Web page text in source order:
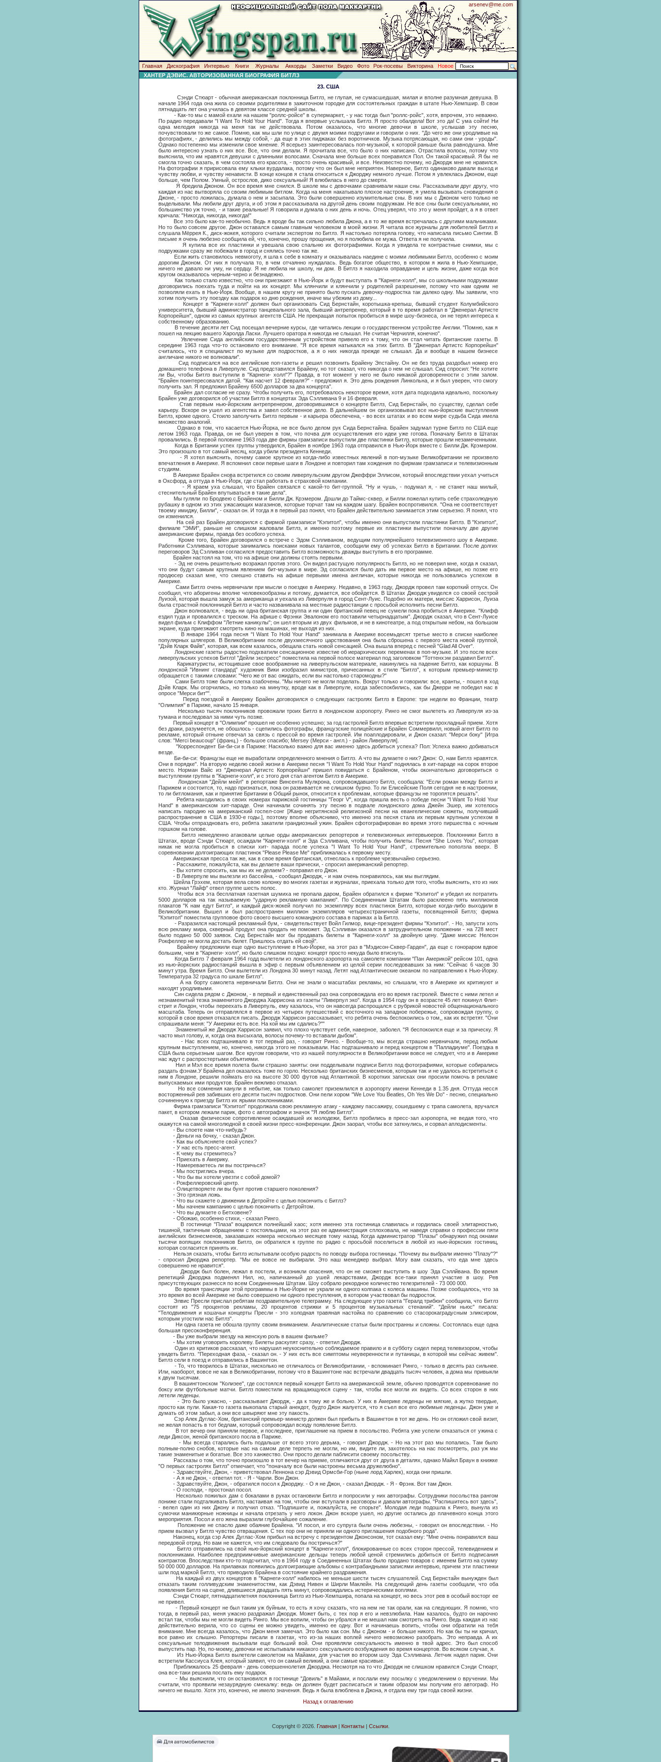
arsenev@me.com
Главная Дискография Интервью Книги Журналы Аккорды Заметки Видео Фото Рок-посевы Викторина
Новое
ХАНТЕР ДЭВИС. АВТОРИЗОВАННАЯ БИОГРАФИЯ БИТЛЗ
23. США
Сэнди Стюарт - обычная американская поклонница Битлз, не глупая, не сумасшедшая, милая и вполне разумная девушка. В
начале 1964 года она жила со своими родителями в зажиточном городке для состоятельных граждан в штате Нью-Хемпшир. В свои
пятнадцать лет она училась в девятом классе средней школы.
- Как-то мы с мамой ехали на нашем "роллс-ройсе" в супермаркет, - у нас тогда был "роллс-ройс", хотя, впрочем, это неважно.
По радио передавали "I Want То Hold Your Hand". Тогда я впервые услышала Битлз. Я просто обалдела! Вот это да! С ума сойти! Ни
одна мелодия никогда на меня так не действовала. Потом оказалось, что многие девочки в школе, услышав эту песню,
почувствовали то же самое. Помню, как мы шли по улице с двумя моими подругами и говорили о них. "До чего же они уродливые на
фотографиях, - делились мы между собой, - да еще в этих пиджаках без воротничков. Музыка потрясающая, но сами они - уроды".
Однако постепенно мы изменили свое мнение. Я всерьез заинтересовалась поп-музыкой, к которой раньше была равнодушна. Мне
было интересно узнать о них все. Все, что они делали. Я прочитала все, что было о них написано. Отрастила волосы, потому что
выяснила, что им нравятся девушки с длинными волосами. Сначала мне больше всех понравился Пол. Он такой красивый. Я бы не
смогла точно сказать, в чем состояла его красота, - просто очень красивый, и все. Неизвестно почему, но Джордж мне не нравился.
На фотографии я пририсовала ему клыки вурдалака, потому что он был мне неприятен. Наверное, Битлз одинаково давали выход и
чувству любви, и чувству ненависти. В конце концов я стала относиться к Джорджу немного лучше. Потом я увлеклась Джоном, еще
больше, чем Полом. Умный, острослов, дико сексуальный! Я влюбилась в него до смерти.
Я бредила Джоном. Он все время мне снился. В школе мы с девочками сравнивали наши сны. Рассказывали друг другу, что
каждая из нас вытворяла со своим любимым битлом. Когда на меня накатывало плохое настроение, я умела вызывать сновидения о
Джоне, - просто ложилась, думала о нем и засыпала. Это были совершенно изумительные сны. В них мы с Джоном чего только не
выделывали. Мы любили друг друга, и об этом я рассказывала на другой день своим подружкам. Не все сны были сексуальными, но
большинство уж точно, - и такие реальные! Я говорила и думала о них день и ночь. Отец уверял, что это у меня пройдет, а я в ответ
кричала: "Никогда, никогда, никогда!"
Все это было как-то необычно. Ведь я вроде бы так сильно любила Джона, а в то же время встречалась с другими мальчиками.
Но то было совсем другое. Джон оставался самым главным человеком в моей жизни. Я читала все журналы для любителей Битлз и
слушала Мёррея К., диск-жокея, которого считали экспертом по Битлз. Я настолько потеряла голову, что написала письмо Синтии. В
письме я очень любезно сообщила ей, что, конечно, прошу прощения, но я полюбила ее мужа. Ответа я не получила.
Я купила все их пластинки и увешала свою спальню их фотографиями. Когда я увидела те контрастные снимки, мы с
подружками сразу же побежали в город и снялись точно так же.
Если жить становилось невмоготу, я шла к себе в комнату и оказывалась наедине с моими любимыми Битлз, особенно с моим
дорогим Джоном. От них я получала то, в чем отчаянно нуждалась. Ведь богатое общество, в котором я жила в Нью-Хемпшире,
ничего не давало ни уму, ни сердцу. Я не любила ни школу, ни дом. В Битлз я находила оправдание и цель жизни, даже когда все
кругом оказывалось черным-черно и безнадежно.
Как только стало известно, что они приезжают в Нью-Йорк и будут выступать в "Карнеги-холл", мы со школьными подружками
договорились поехать туда и пойти на их концерт. Мы клянчили и клянчили у родителей разрешение, потому что нам одним не
позволяли ехать в Нью-Йорк. Вообще, в нашем кругу не принято было пускать девочку-подростка так далеко одну. Мы заявили, что
хотим получить эту поездку как подарок ко дню рождения, иначе мы убежим из дому...
Концерт в "Карнеги-холл" должен был организовать Сид Бернстайн, коротышка-крепыш, бывший студент Колумбийского
университета, бывший администратор танцевального зала, бывший антрепренер, который в то время работал в "Дженерал Артисте
Корпорейшн", одном из самых крупных агентств США. Не прекращая попыток пробиться в мире шоу-бизнеса, он не терял интереса к
собственному образованию.
В течение десяти лет Сид посещал вечерние курсы, где читались лекции о государственном устройстве Англии. "Помню, как я
пошел на лекцию вашего Харолда Ласки. Лучшего оратора я никогда не слышал. Не считая Черчилля, конечно".
Увлечение Сида английским государственным устройством привело его к тому, что он стал читать британские газеты. В
середине 1963 года что-то остановило его внимание. "Я все время натыкался на этих Битлз. В "Дженерал Артистс Корпорейшн"
считалось, что я специалист по музыке для подростков, а я о них никогда прежде не слышал. Да и вообще в нашем бизнесе
англичане никого не волновали".
Сид подписался на все английские поп-газеты и решил позвонить Брайену Эпстайну. Он не без труда раздобыл номер его
домашнего телефона в Ливерпуле. Сид представился Брайену, но тот сказал, что никогда о нем не слышал. Сид спросил: "Не хотите
ли Вы, чтобы Битлз выступили в "Карнеги- холл"?" Правда, в тот момент у него не было никакой договоренности с этим залом.
"Брайен поинтересовался датой. "Как насчет 12 февраля?" - предложил я. Это день рождения Линкольна, и я был уверен, что смогу
получить зал. Я предложил Брайену 6500 долларов за два концерта".
Брайен дал согласие не сразу. Чтобы получить его, потребовалось некоторое время, хотя дата подходила идеально, поскольку
Брайен уже договорился об участии Битлз в концертах Эда Сэлливана 9 и 16 февраля.
Став первым нью-йоркским антрепренером, договорившимся о концерте Битлз, Сид Бернстайн, по существу, сделал себе
карьеру. Вскоре он ушел из агентства и завел собственное дело. В дальнейшем он организовывал все нью-йоркские выступления
Битлз, кроме одного. Стоило заполучить Битлз первым - и карьера обеспечена, - во всех штатах и во всем мире судьба Сида имела
множество аналогий.
Однако в том, что касается Нью-Йорка, не все было делом рук Сида Бернстайна. Брайен задумал турне Битлз по США еще
летом 1963 года. Правда, он не был уверен в том, что почва для осуществления его идеи уже готова. Поначалу Битлз в Штатах
провалились. В первой половине 1963 года две фирмы грамзаписи выпустили две пластинки Битлз, которые прошли незамеченными.
Когда в Британии успех группы утвердился, Брайен в ноябре 1963 года отправился в Нью-Йорк вместе с Билли Дж. Крэмером.
Это произошло в тот самый месяц, когда убили президента Кеннеди.
- Я хотел выяснить, почему самое крупное из когда-либо известных явлений в поп-музыке Великобритании не произвело
впечатления в Америке. Я вспомнил свои первые шаги в Лондоне и повторил там хождения по фирмам грамзаписи и телевизионным
студиям.
В Америке Брайен снова встретился со своим ливерпульским другом Джеффри Эллисом, который впоследствии уехал учиться
в Оксфорд, а оттуда в Нью-Йорк, где стал работать в страховой компании.
- Я краем уха слышал, что Брайен связался с какой-то бит-группой. "Ну и чушь, - подумал я, - не станет наш милый,
стеснительный Брайен впутываться в такие дела".
Мы гуляли по Бродвею с Брайеном и Билли Дж. Крэмером. Дошли до Таймс-сквер, и Билли пожелал купить себе страхолюдную
рубашку в одном из этих ужасающих магазинов, которые торчат там на каждом шагу. Брайен воспротивился. "Она не соответствует
твоему имиджу, Билли", - сказал он. И тогда я в первый раз понял, что Брайен действительно занимается этим серьезно. Я понял, что
он изменился.
На сей раз Брайен договорился с фирмой грамзаписи "Кэпитол", чтобы именно они выпустили пластинки Битлз. В "Кэпитол",
филиале "ЭМИ", раньше не слишком жаловали Битлз, и именно поэтому первые их пластинки выпустили поначалу две другие
американские фирмы, правда без особого успеха.
Кроме того, Брайен договорился о встрече с Эдом Сэлливаном, ведущим популярнейшего телевизионного шоу в Америке.
Работники Сэлливана, которые занимались поисками новых талантов, сообщили ему об успехах Битлз в Британии. После долгих
переговоров Эд Сэлливан согласился предоставить Битлз возможность дважды выступить в его программе.
Брайен настоял на том, что на афише они должны стоять первыми.
- Эд не очень решительно возражал против этого. Он видел растущую популярность Битлз, но не поверил мне, когда я сказал,
что они будут самым крупным явлением бит-музыки в мире. Эд согласился было дать им первое место на афише, но позже его
продюсер сказал мне, что смешно ставить на афише первыми имена англичан, которые никогда не пользовались успехом в
Америке.
Сами Битлз очень нервничали при мысли о поездке в Америку. Недавно, в 1963 году, Джордж провел там короткий отпуск. Он
сообщил, что аборигены вполне человекообразны и потому, думается, все обойдется. В Штатах Джордж увиделся со своей сестрой
Луизой, которая вышла замуж за американца и уехала из Ливерпуля в город Сент-Луис. Подобно их матери, миссис Харрисон, Луиза
была страстной поклонницей Битлз и часто названивала на местные радиостанции с просьбой исполнить песни Битлз.
Джон волновался, - ведь ни одна британская группа и ни один британский певец не сумели пока пробиться в Америке. "Клифф
ездил туда и провалился с треском. На афише с Фрэнки Эвалоном его поставили четырнадцатым". Джордж сказал, что в Сент-Луисе
видел фильм с Клиффом "Летние каникулы"; он шел вторым из двух фильмов, и не в кинотеатре, а под открытым небом, на большом
экране, куда приезжают смотреть кино на машинах, не выходя из них.
В январе 1964 года песня "I Want То Hold Your Hand" занимала в Америке восемьдесят третье место в списке наиболее
популярных шлягеров. В Великобритании после двухмесячного царствования она была сброшена с первого места новой группой,
"Дэйв Кларк Файв", которая, как всем казалось, обещала стать новой сенсацией. Она вышла вперед с песней "Glad All Over".
Лондонские газеты радостно подхватили сенсационное известие об иерархических переменах в поп-музыке. И это после всех
ливерпульских успехов Битлз! "Дейли экспресс" поместила на первой полосе материал под заголовком "Тоттенхэм раздавил Битлз".
Карикатуристы, истощившие свое воображение на ливерпульском материале, накинулись на падение Битлз, как коршуны. В
лондонской "Ивнинг стандард" художник Вики изобразил министров, причесанных в стиле "Битлз", к которым премьер-министр
обращается с такими словами: "Чего же от вас ожидать, если вы настолько старомодны?"
Сами Битлз тоже были слегка озабочены. "Мы ничего не могли поделать. Вокруг только и говорили: все, кранты, - пошел в ход
Дэйв Кларк. Мы огорчились, но только на минутку, вроде как в Ливерпуле, когда забеспокбились, как бы Джерри не победил нас в
опросе "Мерси бит"".
Перед поездкой в Америку Брайен договорился о следующих гастролях Битлз в Европе: три недели во Франции, театр
"Олимпия" в Париже, начало 15 января.
Несколько тысяч поклонников провожали троих Битлз в лондонском аэропорту. Ринго не смог вылететь из Ливерпуля из-за
тумана и последовал за ними чуть позже.
Первый концерт в "Олимпии" прошел не особенно успешно; за год гастролей Битлз впервые встретили прохладный прием. Хотя
без драки, разумеется, не обошлось - сцепились фотографы, французские полицейские и Брайен Соммервилл, новый агент Битлз по
рекламе, который отныне отвечал за связь с прессой во время гастролей. Им поаплодировали, и Джон сказал: "Мерси боку" [Игра
слов: "Merci beaucoup" (франц.) - большое спасибо; Mersey (Мерси - англ.) - район Ливерпуля].
"Корреспондент Би-би-си в Париже: Насколько важно для вас именно здесь добиться успеха? Пол: Успеха важно добиваться
везде.
Би-би-си: Французы еще не выработали определенного мнения о Битлз. А что вы думаете о них? Джон: О, нам Битлз нравятся.
Они в порядке". На вторую неделю своей жизни в Америке песня "I Want То Hold Your Hand" поднялась в хит-параде на сорок второе
место. Норман Вайс из "Дженерал Артистc Корпорейшн" пришел повидаться с Брайеном, чтобы окончательно договориться о
выступлении группы в "Карнеги-холл", и с этого дня стал агентом Битлз в Америке.
Лондонская "Дейли мейл" в репортаже Винсента Мулкрона, сопровождавшего Битлз, сообщала: "Если роман между Битлз и
Парижем и состоится, то, надо признаться, пока он развивается не слишком бурно. То ли Елисейские Поля сегодня не в настроении,
то ли битломания, как и принятие Британии в Общий рынок, относится к проблемам, которые французы не торопятся решать".
Ребята находились в своих номерах парижской гостиницы "Георг V", когда пришла весть о победе песни "I Want То Hold Your
Hand" в американском хит-параде. Они начинали сочинять эту песню в подвале лондонского дома Джейн Эшер, им хотелось
написать пародию на американский госпел-сонг [Жанр негритянской религиозной песни на евангелические сюжеты, получивший
распространение в США в 1930-е годы.], поэтому вполне объяснимо, что именно эта песня стала их первым крупным успехом в
США. Чтобы отпраздновать его, ребята закатили грандиозный ужин. Брайен сфотографирован во время этого пиршества с ночным
горшком на голове.
Битлз немедленно атаковали целые орды американских репортеров и телевизионных интервьюеров. Поклонники Битлз в
Штатах, вроде Сэнди Стюарт, осаждали "Карнеги-холл" и Эда Сэлливана, чтобы получить билеты. Песня "She Loves You", которая
никак не могла пробиться в списки хит- парада после успеха "I Want То Hold Your Hand", стремительно поползла вверх. В
соревновании долгоиграющих пластинок "Please Please Me" приближалась к первому месту.
Американская пресса так же, как в свое время британская, отнеслась к проблеме чрезвычайно серьезно.
- Расскажите, пожалуйста, как вы делаете ваши прически, - спросил американский репортер.
- Вы хотите спросить, как мы их не делаем? - поправил его Джон.
- В Ливерпуле мы вылезли из бассейна, - сообщил Джордж, - и нам очень понравилось, как мы выглядим.
Шейла Грэхем, которая вела свою колонку во многих газетах и журналах, приехала только для того, чтобы выяснить, кто из них
кто. Журнал "Лайф" отвел группе шесть полос.
Чтобы вся эта бесплатная газетная шумиха не пропала даром, Брайен обратился к фирме "Кэпитол" и убедил их потратить
5000 долларов на так называемую "ударную рекламную кампанию". По Соединенным Штатам было расклеено пять миллионов
плакатов "К нам едут Битлз", и каждый диск-жокей получил по экземпляру всех пластинок Битлз, которые когда-либо выходили в
Великобритании. Вышел и был распространен миллион экземпляров четырехстраничной газеты, посвященной Битлз; фирма
"Кэпитол" поместила групповое фото своего высшего командного состава в париках a la Битлз.
- Разразился настоящий рекламный бум, - свидетельствует Войл Гилмор, вице-президент фирмы "Кэпитол". - Но, запусти хоть
всю рекламу мира, скверный продукт она продать не поможет. Эд Сэлливан оказался в затруднительном положении - на 728 мест
было подано 50 000 заявок. Сид Бернстайн мог бы продавать билеты в "Карнеги-холл" за двойную цену. "Даже миссис Нелсон
Рокфеллер не могла достать билет. Пришлось отдать ей свой".
Брайену предложили еще одно выступление в Нью-Йорке, на этот раз в "Мэдисон-Сквер-Гарден", да еще с гонораром вдвое
большим, чем в "Карнеги- холл", но было слишком поздно: концерт просто некуда было втиснуть.
Когда Битлз 7 февраля 1964 годд вылетели из лондонского аэропорта на самолете компании "Пан Америкой" рейсом 101, одна
из нью-йоркских радиостанций вышла в эфир с первым объявлением из целой серии последовавших за ним: "Сейчас 6 часов 30
минут утра. Время Битлз. Они вылетели из Лондона 30 минут назад. Летят над Атлантические океаном по направлению к Нью-Йорку.
Температура 32 градуса по шкале Битлз".
А на борту самолета нервничали Битлз. Они не знали о масштабах рекламы, но слышали, что в Америке их критикуют и
находят уродливыми.
Син сидела рядом с Джоном, - в первый и единственный раз она сопровождала его во время гастролей. Вместе с ними летел и
незнаменитый тезка знаменитого Джорджа Харрисона из газеты "Ливерпул эко". Когда в 1954 году он в возрасте 45 лет покинул Флит-
стрит и Лондон, чтобы переехать в Ливерпуль, ему казалось, что он навсегда распрощался с рубрикой новостей общенационального
масштаба. Теперь он отправлялся в первое из четырех путешествий с восточного на западное побережье, сопровождая группу, о
которой в свое время отказался писать. Джордж Харрисон рассказывает, что ребята очень беспокоились о том,, как их встретят. "Они
спрашивали меня: "У Америки есть все. На кой мы им сдались?""
Знаменитый же Джордж Харрисон заявил, что плохо чувствует себя, наверное, заболел. "Я беспокоился еще и за прическу. Я
часто мыл голову, и, когда она высыхала, волосы почему-то вставали дыбом".
- Нас всех подташнивало в тот первый раз, - говорит Ринго. - Вообще-то, мы всегда страшно нервничали, перед любым
крупным выступлением, но, конечно, никогда этого не показывали. Нас подташнивало и перед концертом в "Палладиуме". Поездка в
США была серьезным шагом. Все кругом говорили, что из нашей популярности в Великобритании вовсе не следует, что и в Америке
нас ждут с распростертыми объятиями.
Нил и Мэл все время полета были страшно заняты: они подделывали подписи Битлз под фотографиями, которые собирались
раздать фэнам.У Брайена дел оказалось тоже по горло. Несколько британских бизнесменов, которым так и не удалось встретиться с
ним в Лондоне, решили поймать его на высоте 30 000 футов над Атлантикой. В коротких записках они просили помочь в рекламе
выпускаемых ими продуктов. Брайен вежливо отказал.
Но все сомнения канули в небытие, как только самолет приземлился в аэропорту имени Кеннеди в 1.35 дня. Оттуда несся
восторженный рев забивших его десяти тысяч подростков. Они пели хором "We Love You Beatles, Oh Yes We Do" - песню, специально
сочиненную к приезду Битлз их ярыми поклонниками.
Фирма грамзаписи "Кэпитол" продолжала свою рекламную атаку - каждому пассажиру, сошедшему с трапа самолета, вручался
пакет, в котором лежали парик, фото с автографом и значок "Я люблю Битлз".
Оказав физическое сопротивление осаждавшей их молодежи, Битлз пробились в пресс-зал аэропорта, не ведая того, что
окажутся на самой многолюдной в своей жизни пресс-конференции. Джон заорал, чтобы все заткнулись, и сорвал аплодисменты.
- Вы споете нам что-нибудь?
- Деньги на бочку, - сказал Джон.
- Как вы объясняете свой успех?
- У нас есть пресс-агент.
- К чему вы стремитесь?
- Приехать в Америку.
- Намереваетесь ли вы постричься?
- Мы постриглись вчера.
- Что бы вы хотели увезти с собой домой?
- Рокфеллеровский центр.
- Олицетворяете ли вы бунт против старшего поколения?
- Это грязная ложь.
- Что вы скажете о движении в Детройте с целью покончить с Битлз?
- Мы начнем кампанию с целью покончить с Детройтом.
- Что вы думаете о Бетховене?
- Обожаю, особенно стихи, - сказал Ринго.
В гостинице "Плаза" воцарился полнейший хаос; хотя именно эта гостиница славилась и гордилась своей элитарностью,
тишиной, тактичным обращением с постояльцами, на этот раз ее администрация сплоховала, не наведя справки о профессии пяти
английских бизнесменов, заказавших номера несколько месяцев тому назад. Когда администратор "Плазы" обнаружил под окнами
тысячи вопящих поклонников Битлз, он обратился к группе по радио с просьбой поселиться в любой из нью-йоркских гостиниц,
которая согласится принять их.
Нельзя сказать, чтобы Битлз испытывали особую радость по поводу выбора гостиницы. "Почему вы выбрали именно "Плазу"?"
- спросил Джорджа репортер. "Мы ее вовсе не выбирали. Это наш менеджер выбрал. Могу вам сказать, что еда мне здесь
совершенно не нравится".
Джордж был болен, лежал в постели, и возникли опасения, что он не сможет выступить в шоу Эда Сэллйвана. Во время
репетиций Джорджа подменял Нил, но, напичканный до ушей лекарствами, Джордж все-таки принял участие в шоу. Рев
присутствующих разнесся по всем Соединенным Штатам. Шоу собрало рекордное количество телезрителей - 73 000 000.
Во время трансляции этой программы в Нью-Йорке не украли ни одного колпака с колеса машины. Позже сообщалось, что за
это время во всей Америке не было совершено ни одного преступления, в котором участвовал бы подросток.
Элвис Пресли прислал ребятам поздравительную телеграмму. На следующее утро газета "Гералд трибюн" сообщила, что Битлз
состоят из "75 процентов рекламы, 20 процентов стрижки и 5 процентов музыкальных стенаний". "Дейли ньюс" писала:
"Телодвижения и кошачьи концерты Пресли - это холодная травяная настойка по сравнению со стасорокаградусным эликсиром,
которым угостили нас Битлз".
Ни одна газета не обошла группу своим вниманием. Аналитические статьи были пространны и сложны. Состоялась еще одна
большая пресоконференция.
- Вы уже выбрали звезду на женскую роль в вашем фильме?
- Мы хотим уговорить королеву. Билеты раскупят сразу, - ответил Джордж.
Один из критиков рассказал, что нарушил неукоснительно соблюдаемое правило и в субботу сидел перед телевизором, чтобы
увидеть Битлз. "Переходная фаза, - сказал он. - У них есть все симптомы неуверенности и путаницы, в которой мы сейчас живем".
Битлз сели в поезд и отправились в Вашингтон.
- То, что творилось в Штатах, нисколько не отличалось от Великобритании, - вспоминает Ринго, - только в десять раз сильнее.
Или, наоборот, вовсе не как в Великобритании, потому что в Вашингтоне нас встречали двадцать тысяч человек, а дома мы привыкли
к двум тысячам.
В вашингтонском "Колизее", где состоялся первый концерт Битлз на американской земле, обычно проводятся соревнование по
боксу или футбольные матчи. Битлз поместили на вращающуюся сцену - так, чтобы все могли их видеть. Со всех сторон в них
летели леденцы.
- Это было ужасно, - рассказывает Джордж, - да к тому же и больно. У них в Америке леденцы не мягкие, а жутко твердые,
просто как пули. Какая-то газета выкопала старый анекдот, будто Джон жалуется, что я съел все его любимые леденцы. Джон уже и
думать об этом забыл, а они все швыряют мне эту пакость.
Сэр Алек Дуглас-Хом, британский премьер-министр должен был прибыть в Вашингтон в тот же день. Но он отложил свой визит,
не желая попасть в тот бедлам, который сопровождал всюду появление Битлз.
В тот вечер они приняли первое, и последнее, приглашение на прием в посольство. Ребята уже успели отказаться от ужина с
леди Диксон, женой британского посла в Париже.
- Мы всегда старались быть подальше от всего этого дерьма, - говорит Джордж. - Но на этот раз мы попались. Там было
полным-полно снобов, которые нас на самом деле терпеть не могли, но им, видите ли, захотелось на нас посмотреть, раз уж мы
такие знаменитые и богатые. Все это ханжество. Они просто делали паблисити своему посольству.
Рассказы о том, что точно произошло в тот вечер на приеме, отличаются друг от друга в деталях, однако Майкл Браун в книжке
"О первых гастролях Битлз" отмечает, что "поначалу все были настроены весьма дружелюбно".
- Здравствуйте, Джон, - приветствовал Леннона сэр Дэвид Ормсби-Гор (ныне лорд Харлек), когда они пришли.
- А я не Джон, - ответил тот. - Я - Чарли. Вон Джон.
- Здравствуйте, Джон, - обратился посол к Джорджу. - О я не Джон, - сказал Джордж. - Я - Фрэнк. Вот там Джон.
- О господи, - простонал посол.
Несколько пожилых дам с бокалами в руках остановили Битлз и попросили у них автографы. Сотрудники посольства рангом
пониже стали подталкивать Битлз, настаивая на том, чтобы они вступали в разговоры и давали автографы. "Распишитесь вот здесь",
- велел один из них Джону и получил отказ. "Подпишите и, пожалуйста, не спорьте". Молодая леди подошла к Ринго, вынула из
сумочки маникюрные ножницы и начала отрезать у него локон. Джон вскоре ушел, но другие остались до плачевного конца этого
мероприятия. Посол и его жена выразили глубочайшее сожаление.
Положение не спасло даже обаяние Брайена. "И посол, и его супруга были очень любезны, - говорил он впоследствии. - Но
прием вызвал у Битлз чувство отвращения. С тех пор они не приняли ни одного приглашения подобного рода".
Наконец, когда сэр Алек Дуглас-Хом прибыл на встречу с президентом Джонсоном, тот сказал ему: "Мне очень понравился ваш
передовой отряд. Но вам не кажется, что им следовало бы постричься?"
Битлз отправились на свой нью-йоркский концерт в "Карнеги-холл", блокированные со всех сторон прессой, телевидением и
поклонниками. Наиболее предприимчивые американские дельцы теперь любой ценой стремились добиться от Битлз подписания
контрактов. Впоследствии кто-то подсчитал, что в 1964 году в Соединенных Штатах было продано товаров с именем Битлз на сумму
50 000 000 долларов. На прилавках появились долгоиграющие альбомы с контрабандными записями интервью, причем эти пластинки
шли под маркой Битлз, что приводило Брайена в состояние крайнего раздражения.
На каждый из двух концертов в "Карнеги-холл" набилось не меньше шести тысяч слушателей. Сид Бернстайн вынужден был
отказать таким голливудским знаменитостям, как Дэвид Нивен и Ширли Маклейн. На следующий день газеты сообщали, что оба
появления Битлз на сцене, длившиеся двадцать пять минут, сопровождались истерическими воплями.
Сэнди Стюарт, пятнадцатилетняя поклонница Битлз из Нью-Хемпшира, попала на концерт, но весь этот рев в особый восторг ее
не привел.
- Первый концерт не был таким уж буйным, то есть я хочу сказать, что на нем не так орали, как на следующих. Я помню, что
тогда, в первый раз, меня ужасно раздражал Джордж. Может быть, с тех пор я его и невзлюбила. Нам казалось, будто он нарочно
встал так, чтобы мы не могли видеть Ринго. Мы все вопили, чтобы он убрался и не мешал нам смотреть на Ринго. Ведь каждая из нас
действительно верила, что со сцены ее можно увидеть, именно ее одну. Вот и начинаешь вопить, чтобы они обратили на тебя
внимание. Мне всегда казалось, что Джон меня замечал. Это было как сон. Мы с Джоном - и больше никого. Но как бы ты ни кричал,
все равно их слышно. Репортеры писали в газетах, что из-за наших воплей ничего невозможно разобрать. Это неправда. А их
сексуальные телодвижения вызывали еще больший вой. Они проявляли сексуальность именно в твой адрес. Это был способ
выпустить пар. Но, по-моему, девочки не испытывали никакого сексуального возбуждения во время концертов. Во всяком случае, я.
Из Нью-Йорка Битлз вылетели самолетом на Майами, для участия во втором шоу Эда Сэлливана. Летчик надел парик. Они
встретили Кассиуса Клея, который заявил, что он самый великий, а они самые красивые.
Приближалось 25 февраля - день совершеннолетия Джорджа. Несмотря на то что Джордж не слишком нравился Сэнди Стюарт,
она все-таки решила послать ему подарок.
- Мы выяснили, что он остановился в гостинице "Довиль" в Майами, и послали ему посылку с уведомлением о вручении. Мы
считали, что проявили незаурядную смекалку: ведь он должен будет расписаться и таким образом мы получим его автограф. Но
ничего не вышло. Хотя это, конечно, не имело значения. Ведь я была влюблена в Джона, я отдала ему три года своей жизни.
Назад к оглавлению
Copyright © 2026. Главная| Контакты| Ссылки.